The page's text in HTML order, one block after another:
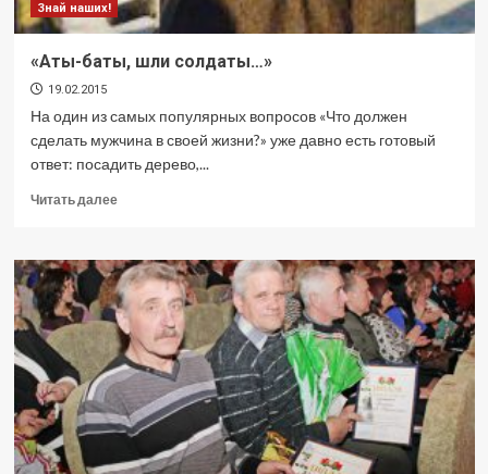
Знай наших!
«Аты-баты, шли солдаты…»
19.02.2015
На один из самых популярных вопросов «Что должен
сделать мужчина в своей жизни?» уже давно есть готовый
ответ: посадить дерево,...
Читать далееПрочитать
«Аты-
баты,
шли
солдаты…»